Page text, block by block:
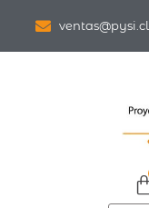
ventas@pysi.cl